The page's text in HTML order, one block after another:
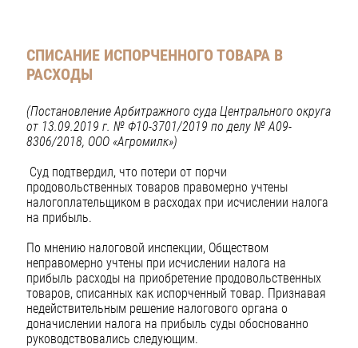
СПИСАНИЕ ИСПОРЧЕННОГО ТОВАРА В
РАСХОДЫ
(Постановление Арбитражного суда Центрального округа
от 13.09.2019 г. № Ф10-3701/2019 по делу № А09-
8306/2018, ООО «Агромилк»)
Суд подтвердил, что потери от порчи
продовольственных товаров правомерно учтены
налогоплательщиком в расходах при исчислении налога
на прибыль.
По мнению налоговой инспекции, Обществом
неправомерно учтены при исчислении налога на
прибыль расходы на приобретение продовольственных
товаров, списанных как испорченный товар. Признавая
недействительным решение налогового органа о
доначислении налога на прибыль суды обоснованно
руководствовались следующим.